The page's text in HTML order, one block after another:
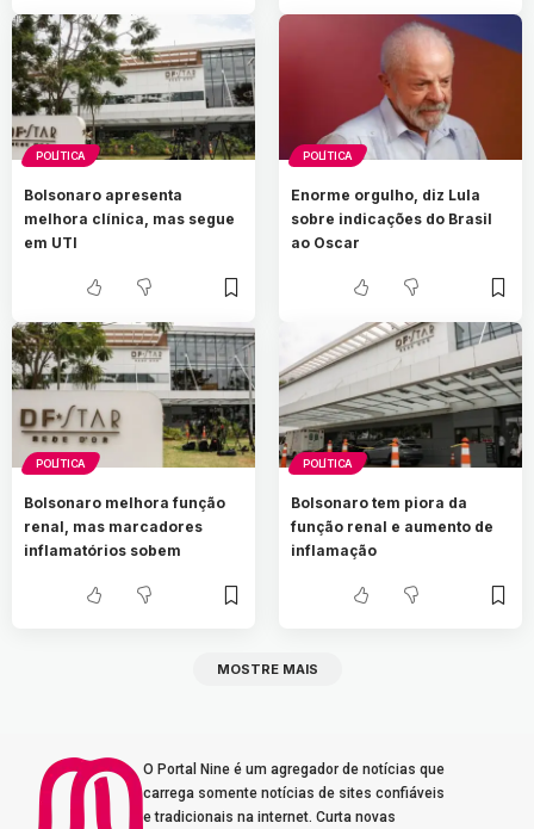
POLÍTICA
Bolsonaro apresenta
melhora clínica, mas segue
em UTI
POLÍTICA
Enorme orgulho, diz Lula
sobre indicações do Brasil
ao Oscar
POLÍTICA
Bolsonaro melhora função
renal, mas marcadores
inflamatórios sobem
POLÍTICA
Bolsonaro tem piora da
função renal e aumento de
inflamação
MOSTRE MAIS
O Portal Nine é um agregador de notícias que
carrega somente notícias de sites confiáveis
e tradicionais na internet. Curta novas